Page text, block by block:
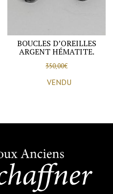
BOUCLES D’OREILLES
ARGENT HÉMATITE.
350,00€
VENDU